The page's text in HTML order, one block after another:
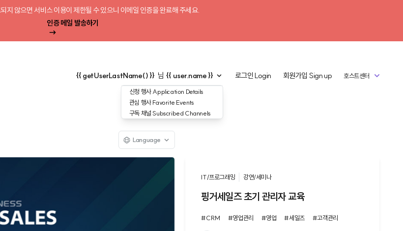
지 않으면 서비스 이용이 제한될 수 있으니 이메일 인증을 완료해 주세요.
인증 메일 발송하기
세요':query) }} {{ getUserLastName() }} 님 {{ user.name }}
신청 행사Application Details
관심 행사Favorite Events
구독 채널 Subscribed Channels
로그인Login 회원가입 Sign up 호스트센터
Language
IT/프로그래밍 강연/세미나
핑거세일즈 초기 관리자 교육
#CRM #영업관리 #영업 #세일즈 #고객관리